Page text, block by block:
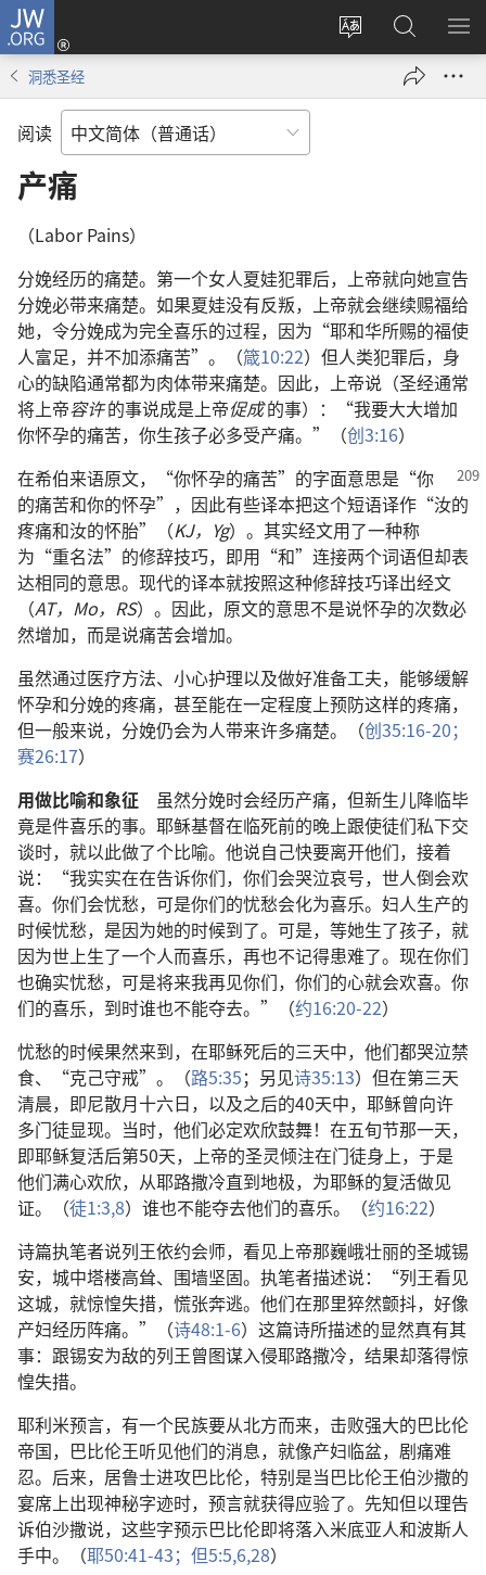
JW.ORG
更
登
录
（打
搜
索
JW.ORG
显
洞悉圣经
阅读
产痛
（Labor Pains）
分娩经历的痛楚。第一个女人夏娃犯罪后，上帝就向她宣告
分娩必带来痛楚。如果夏娃没有反叛，上帝就会继续赐福给
她，令分娩成为完全喜乐的过程，因为“耶和华所赐的福使
人富足，并不加添痛苦”。（箴10:22）但人类犯罪后，身
心的缺陷通常都为肉体带来痛楚。因此，上帝说（圣经通常
将上帝容许的事说成是上帝促成的事）：“我要大大增加
你怀孕的痛苦，你生孩子必多受产痛。”（创3:16）
在希伯来语原文，“你怀孕的痛苦”的字面意思是“你
的痛苦和你的怀孕”，因此有些译本把这个短语译作“汝的
疼痛和汝的怀胎”（KJ，Yg）。其实经文用了一种称
为“重名法”的修辞技巧，即用“和”连接两个词语但却表
达相同的意思。现代的译本就按照这种修辞技巧译出经文
（AT，Mo，RS）。因此，原文的意思不是说怀孕的次数必
然增加，而是说痛苦会增加。
虽然通过医疗方法、小心护理以及做好准备工夫，能够缓解
怀孕和分娩的疼痛，甚至能在一定程度上预防这样的疼痛，
但一般来说，分娩仍会为人带来许多痛楚。（创35:16-20；
赛26:17）
用做比喻和象征 虽然分娩时会经历产痛，但新生儿降临毕
竟是件喜乐的事。耶稣基督在临死前的晚上跟使徒们私下交
谈时，就以此做了个比喻。他说自己快要离开他们，接着
说：“我实实在在告诉你们，你们会哭泣哀号，世人倒会欢
喜。你们会忧愁，可是你们的忧愁会化为喜乐。妇人生产的
时候忧愁，是因为她的时候到了。可是，等她生了孩子，就
因为世上生了一个人而喜乐，再也不记得患难了。现在你们
也确实忧愁，可是将来我再见你们，你们的心就会欢喜。你
们的喜乐，到时谁也不能夺去。”（约16:20-22）
忧愁的时候果然来到，在耶稣死后的三天中，他们都哭泣禁
食、“克己守戒”。（路5:35；另见诗35:13）但在第三天
清晨，即尼散月十六日，以及之后的40天中，耶稣曾向许
多门徒显现。当时，他们必定欢欣鼓舞！在五旬节那一天，
即耶稣复活后第50天，上帝的圣灵倾注在门徒身上，于是
他们满心欢欣，从耶路撒冷直到地极，为耶稣的复活做见
证。（徒1:3,8）谁也不能夺去他们的喜乐。（约16:22）
诗篇执笔者说列王依约会师，看见上帝那巍峨壮丽的圣城锡
安，城中塔楼高耸、围墙坚固。执笔者描述说：“列王看见
这城，就惊惶失措，慌张奔逃。他们在那里猝然颤抖，好像
产妇经历阵痛。”（诗48:1-6）这篇诗所描述的显然真有其
事：跟锡安为敌的列王曾图谋入侵耶路撒冷，结果却落得惊
惶失措。
耶利米预言，有一个民族要从北方而来，击败强大的巴比伦
帝国，巴比伦王听见他们的消息，就像产妇临盆，剧痛难
忍。后来，居鲁士进攻巴比伦，特别是当巴比伦王伯沙撒的
宴席上出现神秘字迹时，预言就获得应验了。先知但以理告
诉伯沙撒说，这些字预示巴比伦即将落入米底亚人和波斯人
手中。（耶50:41-43； 但5:5,6,28）